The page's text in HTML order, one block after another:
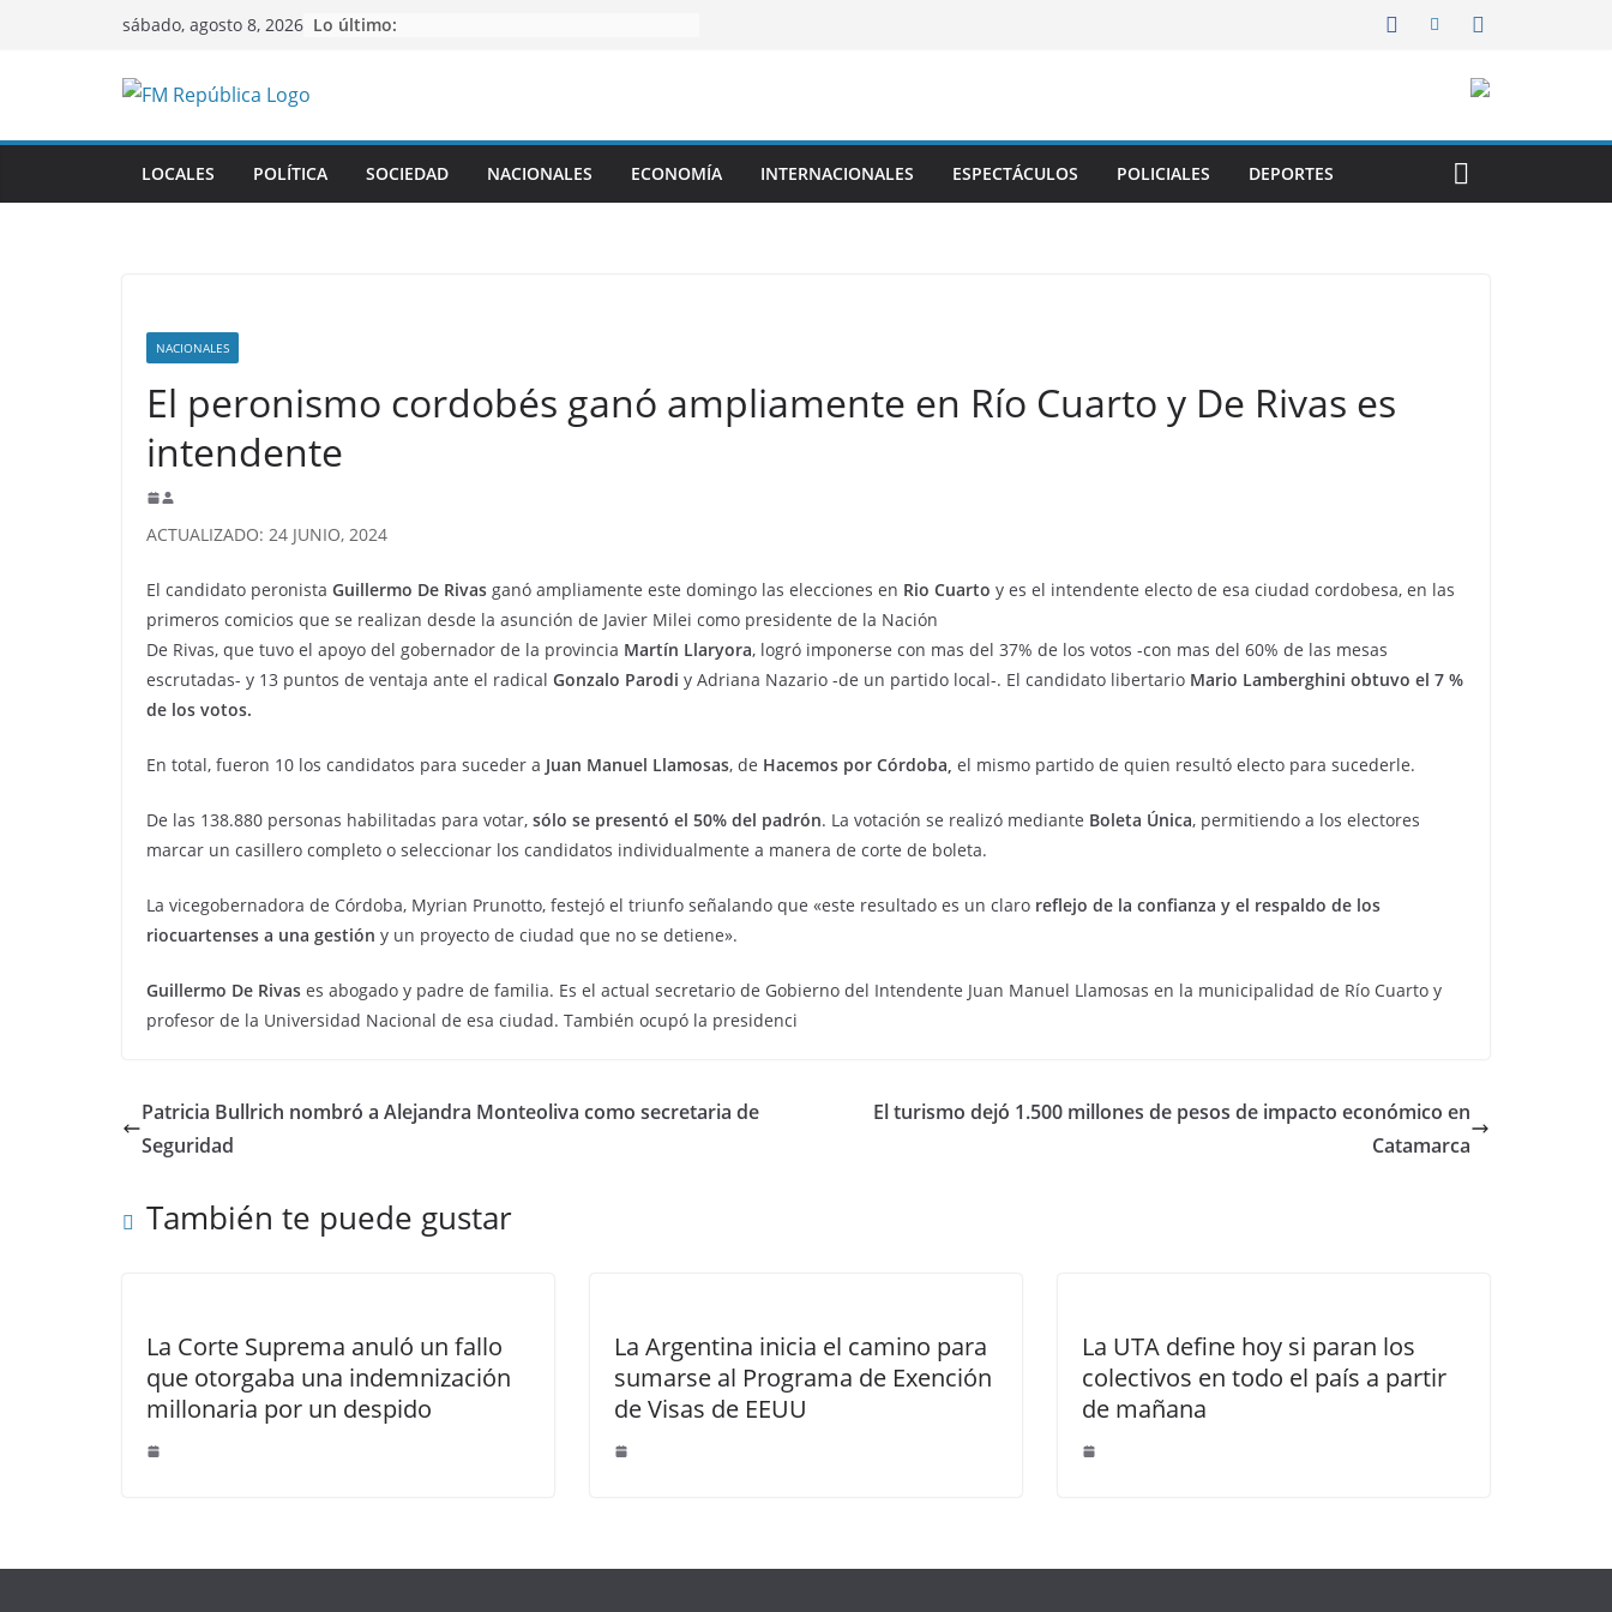
sábado, agosto 8, 2026 Lo último:
LOCALES POLÍTICA SOCIEDAD NACIONALES ECONOMÍA INTERNACIONALES ESPECTÁCULOS POLICIALES DEPORTES
NACIONALES
El peronismo cordobés ganó ampliamente en Río Cuarto y De Rivas es
intendente
ACTUALIZADO: 24 JUNIO, 2024
El candidato peronista Guillermo De Rivas ganó ampliamente este domingo las elecciones en Rio Cuarto y es el intendente electo de esa ciudad cordobesa, en las
primeros comicios que se realizan desde la asunción de Javier Milei como presidente de la Nación
De Rivas, que tuvo el apoyo del gobernador de la provincia Martín Llaryora, logró imponerse con mas del 37% de los votos -con mas del 60% de las mesas
escrutadas- y 13 puntos de ventaja ante el radical Gonzalo Parodi y Adriana Nazario -de un partido local-. El candidato libertario Mario Lamberghini obtuvo el 7 %
de los votos.
En total, fueron 10 los candidatos para suceder a Juan Manuel Llamosas, de Hacemos por Córdoba, el mismo partido de quien resultó electo para sucederle.
De las 138.880 personas habilitadas para votar, sólo se presentó el 50% del padrón. La votación se realizó mediante Boleta Única, permitiendo a los electores
marcar un casillero completo o seleccionar los candidatos individualmente a manera de corte de boleta.
La vicegobernadora de Córdoba, Myrian Prunotto, festejó el triunfo señalando que «este resultado es un claro reflejo de la confianza y el respaldo de los
riocuartenses a una gestión y un proyecto de ciudad que no se detiene».
Guillermo De Rivas es abogado y padre de familia. Es el actual secretario de Gobierno del Intendente Juan Manuel Llamosas en la municipalidad de Río Cuarto y
profesor de la Universidad Nacional de esa ciudad. También ocupó la presidenci
Patricia Bullrich nombró a Alejandra Monteoliva como secretaria de
Seguridad
El turismo dejó 1.500 millones de pesos de impacto económico en
Catamarca
También te puede gustar
La Corte Suprema anuló un fallo
que otorgaba una indemnización
millonaria por un despido
La Argentina inicia el camino para
sumarse al Programa de Exención
de Visas de EEUU
La UTA define hoy si paran los
colectivos en todo el país a partir
de mañana